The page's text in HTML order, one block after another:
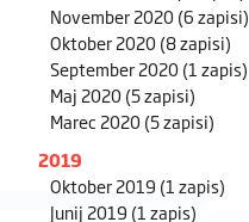
November 2020(6 zapisi)
Oktober 2020(8 zapisi)
September 2020(1 zapis)
Maj 2020(5 zapisi)
Marec 2020(5 zapisi)
2019
Oktober 2019 (1 zapis)
Junij 2019 (1 zapis)